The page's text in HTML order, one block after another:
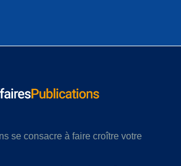
se consacre à faire croître votre